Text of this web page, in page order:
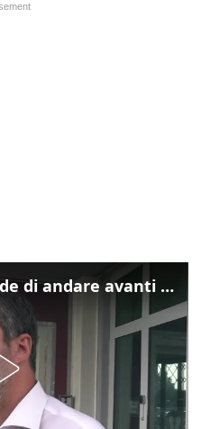
Salvini: "Roggero chiede di andare avanti su norma anti-risarcimenti"